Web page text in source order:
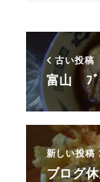
古い投稿
富山 ﾌﾞ
新しい投稿
ブログ